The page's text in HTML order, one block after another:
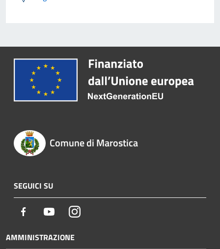
Comune di Marostica
SEGUICI SU
Facebook YoutubeInstagram
AMMINISTRAZIONE